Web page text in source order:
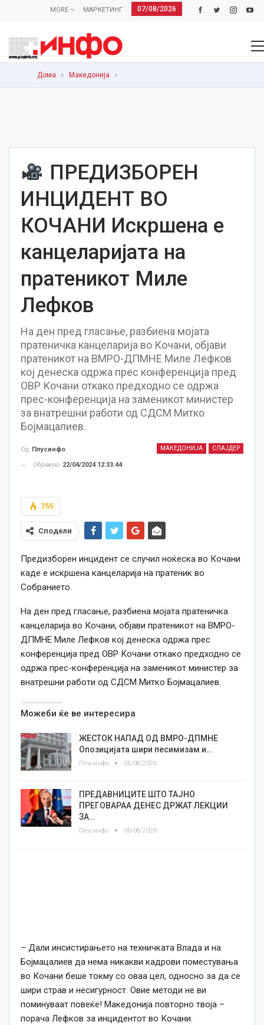
07/08/2026
МАРКЕТИНГ
MORE
Дома Македонија
ПРЕДИЗБОРЕН
ИНЦИДЕНТ ВО
КОЧАНИ Искршена е
канцеларијата на
пратеникот Миле
Лефков
На ден пред гласање, разбиена мојата
пратеничка канцеларија во Кочани, објави
пратеникот на ВМРО-ДПМНЕ Миле Лефков
кој денеска одржа прес конференција пред
ОВР Кочани откако предходно се одржа
прес-конференција на заменикот министер
за внатрешни работи од СДСМ Митко
Бојмацалиев.
МАКЕДОНИЈА СЛАЈДЕР
Од Плусинфо
Објавено 22/04/2024 12:33:44
755
Сподели
Предизборен инцидент се случил ноќеска во Кочани
каде е искршена канцеларија на пратеник во
Собранието.
На ден пред гласање, разбиена мојата пратеничка
канцеларија во Кочани, објави пратеникот на ВМРО-
ДПМНЕ Миле Лефков кој денеска одржа прес
конференција пред ОВР Кочани откако предходно се
одржа прес-конференција на заменикот министер за
внатрешни работи од СДСМ Митко Бојмацалиев.
Можеби ќе ве интересира
ЖЕСТОК НАПАД ОД ВМРО-ДПМНЕ
Опозицијата шири песимизам и…
Плусинфо 06/08/2026
ПРЕДАВНИЦИТЕ ШТО ТАЈНО
ПРЕГОВАРАА ДЕНЕС ДРЖАТ ЛЕКЦИИ
ЗА…
Плусинфо 06/08/2026
– Дали инсистирањето на техничката Влада и на
Бојмацалиев да нема никакви кадрови поместувања
во Кочани беше токму со оваа цел, односно за да се
шири страв и несигурност. Овие методи не ви
поминуваат повеќе! Македонија повторно твоја –
порача Лефков за инцидентот во Кочани.